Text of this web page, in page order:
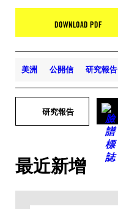
DOWNLOAD PDF
美洲 公開信 研究報告
研究報告
最近新增